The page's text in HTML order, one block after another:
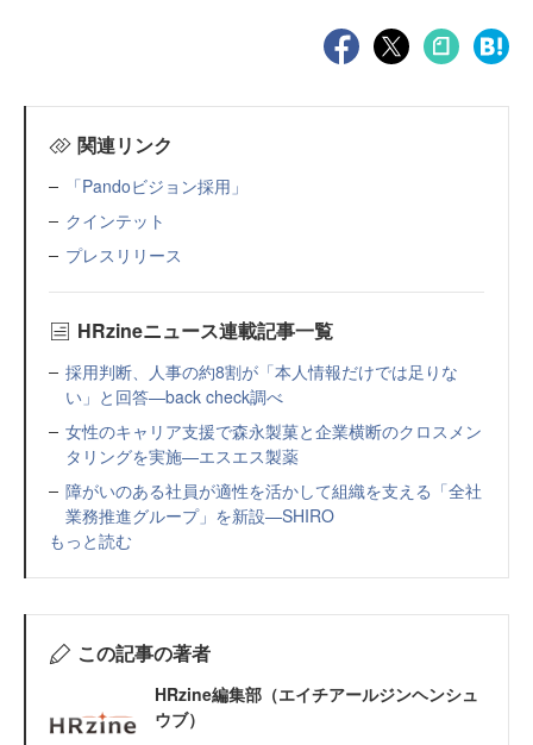
関連リンク
「Pandoビジョン採用」
クインテット
プレスリリース
HRzineニュース連載記事一覧
採用判断、人事の約8割が「本人情報だけでは足りな
い」と回答—back check調べ
女性のキャリア支援で森永製菓と企業横断のクロスメン
タリングを実施—エスエス製薬
障がいのある社員が適性を活かして組織を支える「全社
業務推進グループ」を新設—SHIRO
もっと読む
この記事の著者
HRzine編集部（エイチアールジンヘンシュ
ウブ）